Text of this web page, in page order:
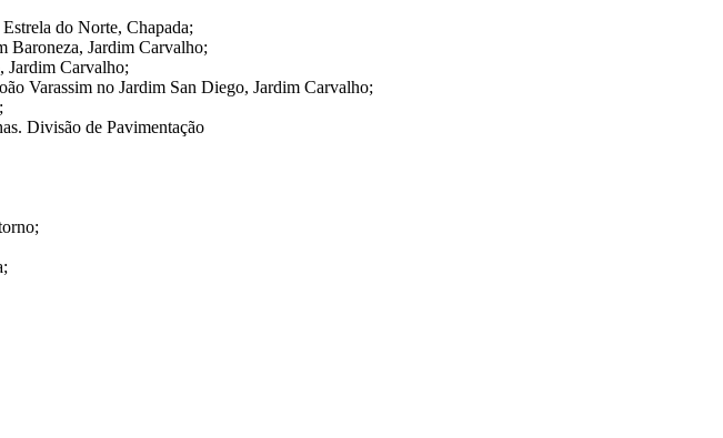
do Norte, Chapada;
Baroneza, Jardim Carvalho;
Jardim Carvalho;
Varassim no Jardim San Diego, Jardim Carvalho;
Divisão de Pavimentação